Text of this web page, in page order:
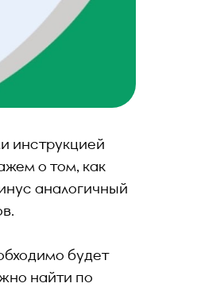
инструкцией
о том, как
аналогичный
будет
найти по